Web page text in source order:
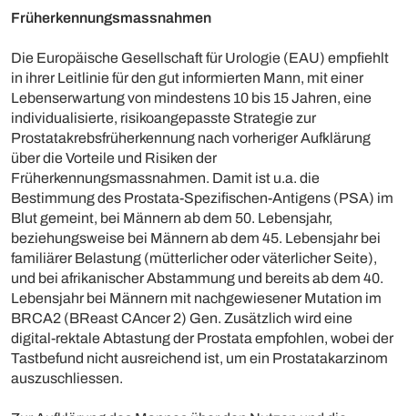
Früherkennungsmassnahmen
Die Europäische Gesellschaft für Urologie (EAU) empfiehlt
in ihrer Leitlinie für den gut informierten Mann, mit einer
Lebenserwartung von mindestens 10 bis 15 Jahren, eine
individualisierte, risikoangepasste Strategie zur
Prostatakrebsfrüherkennung nach vorheriger Aufklärung
über die Vorteile und Risiken der
Früherkennungsmassnahmen. Damit ist u.a. die
Bestimmung des Prostata-Spezifischen-Antigens (PSA) im
Blut gemeint, bei Männern ab dem 50. Lebensjahr,
beziehungsweise bei Männern ab dem 45. Lebensjahr bei
familiärer Belastung (mütterlicher oder väterlicher Seite),
und bei afrikanischer Abstammung und bereits ab dem 40.
Lebensjahr bei Männern mit nachgewiesener Mutation im
BRCA2 (BReast CAncer 2) Gen. Zusätzlich wird eine
digital-rektale Abtastung der Prostata empfohlen, wobei der
Tastbefund nicht ausreichend ist, um ein Prostatakarzinom
auszuschliessen.